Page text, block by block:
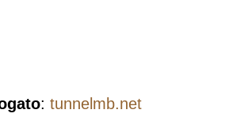
: tunnelmb.net